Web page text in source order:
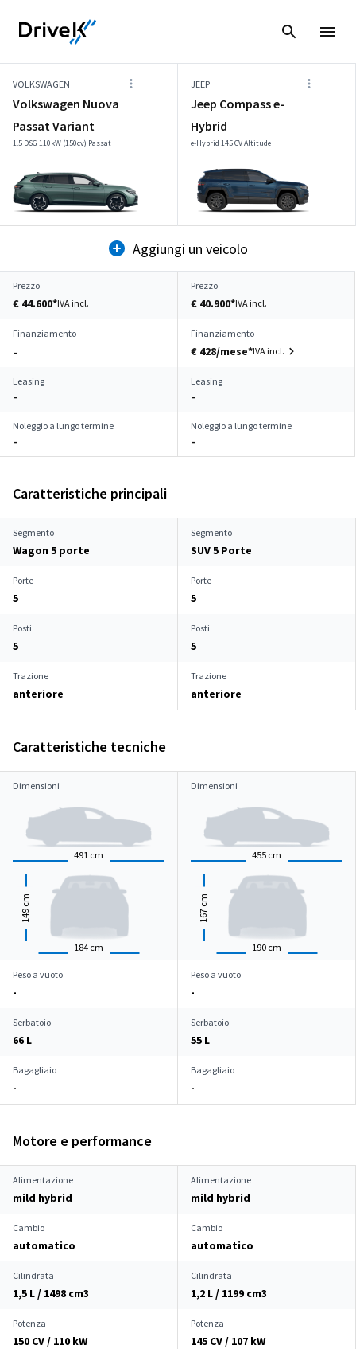
VOLKSWAGEN
Volkswagen Nuova
Passat Variant
1.5 DSG 110kW (150cv) Passat
JEEP
Jeep Compass e-
Hybrid
e-Hybrid 145 CV Altitude
Aggiungi un veicolo
Prezzo
€ 44.600*IVA incl.
Prezzo
€ 40.900*IVA incl.
Finanziamento
–
Finanziamento
€ 428/mese*IVA incl.
Leasing
–
Leasing
–
Noleggio a lungo termine
–
Noleggio a lungo termine
–
Caratteristiche principali
Segmento
Wagon 5 porte
Segmento
SUV 5 Porte
Porte
5
Porte
5
Posti
5
Posti
5
Trazione
anteriore
Trazione
anteriore
Caratteristiche tecniche
Dimensioni
491 cm
184 cm
149
cm
Dimensioni
455 cm
190 cm
167
cm
Peso a vuoto
-
Peso a vuoto
-
Serbatoio
66 L
Serbatoio
55 L
Bagagliaio
-
Bagagliaio
-
Motore e performance
Alimentazione
mild hybrid
Alimentazione
mild hybrid
Cambio
automatico
Cambio
automatico
Cilindrata
1,5 L / 1498 cm3
Cilindrata
1,2 L / 1199 cm3
Potenza
150 CV / 110 kW
Potenza
145 CV / 107 kW